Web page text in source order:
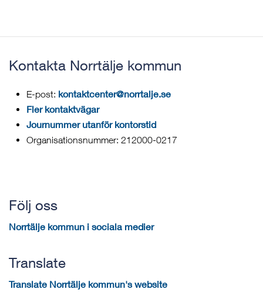
Kontakta Norrtälje kommun
E-post: kontaktcenter@norrtalje.se
Fler kontaktvägar
Journummer utanför kontorstid
Organisationsnummer: 212000-0217
Följ oss
Norrtälje kommun i sociala medier
Translate
Translate Norrtälje kommun's website